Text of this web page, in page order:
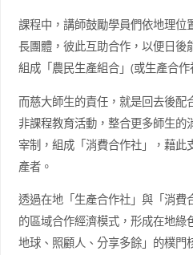
課程中，講師鼓勵學員們依地理位
長團體，彼此互助合作，以便日後
組成「農民生產組合」(或生產合作
而慈大師生的責任，就是回去後配
非課程教育活動，整合更多師生的
宰制，組成「消費合作社」，藉此
產者。
透過在地「生產合作社」與「消費
的區域合作經濟模式，形成在地綠
地球、照顧人、分享多餘」的樸門